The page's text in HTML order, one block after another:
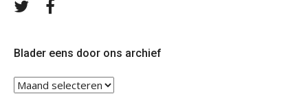
Volg
Blader eens door ons archief
Blader